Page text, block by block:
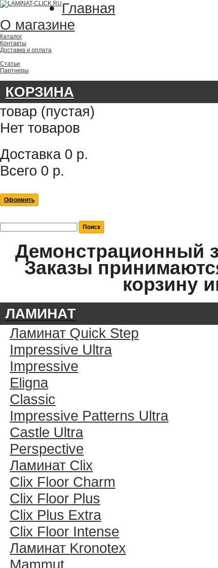
Главная
О магазине
Каталог
Контакты
Доставка и оплата
Статьи
Партнеры
КОРЗИНА
товар (пустая)
Нет товаров
Доставка 0 р.
Всего 0 р.
Оформить
Демонстрационный
Заказы
корзину
ЛАМИНАТ
Ламинат Quick Step
Impressive Ultra
Impressive
Eligna
Classic
Impressive Patterns Ultra
Castle Ultra
Perspective
Ламинат Clix
Clix Floor Charm
Clix Floor Plus
Clix Plus Extra
Clix Floor Intense
Ламинат Kronotex
Mammut